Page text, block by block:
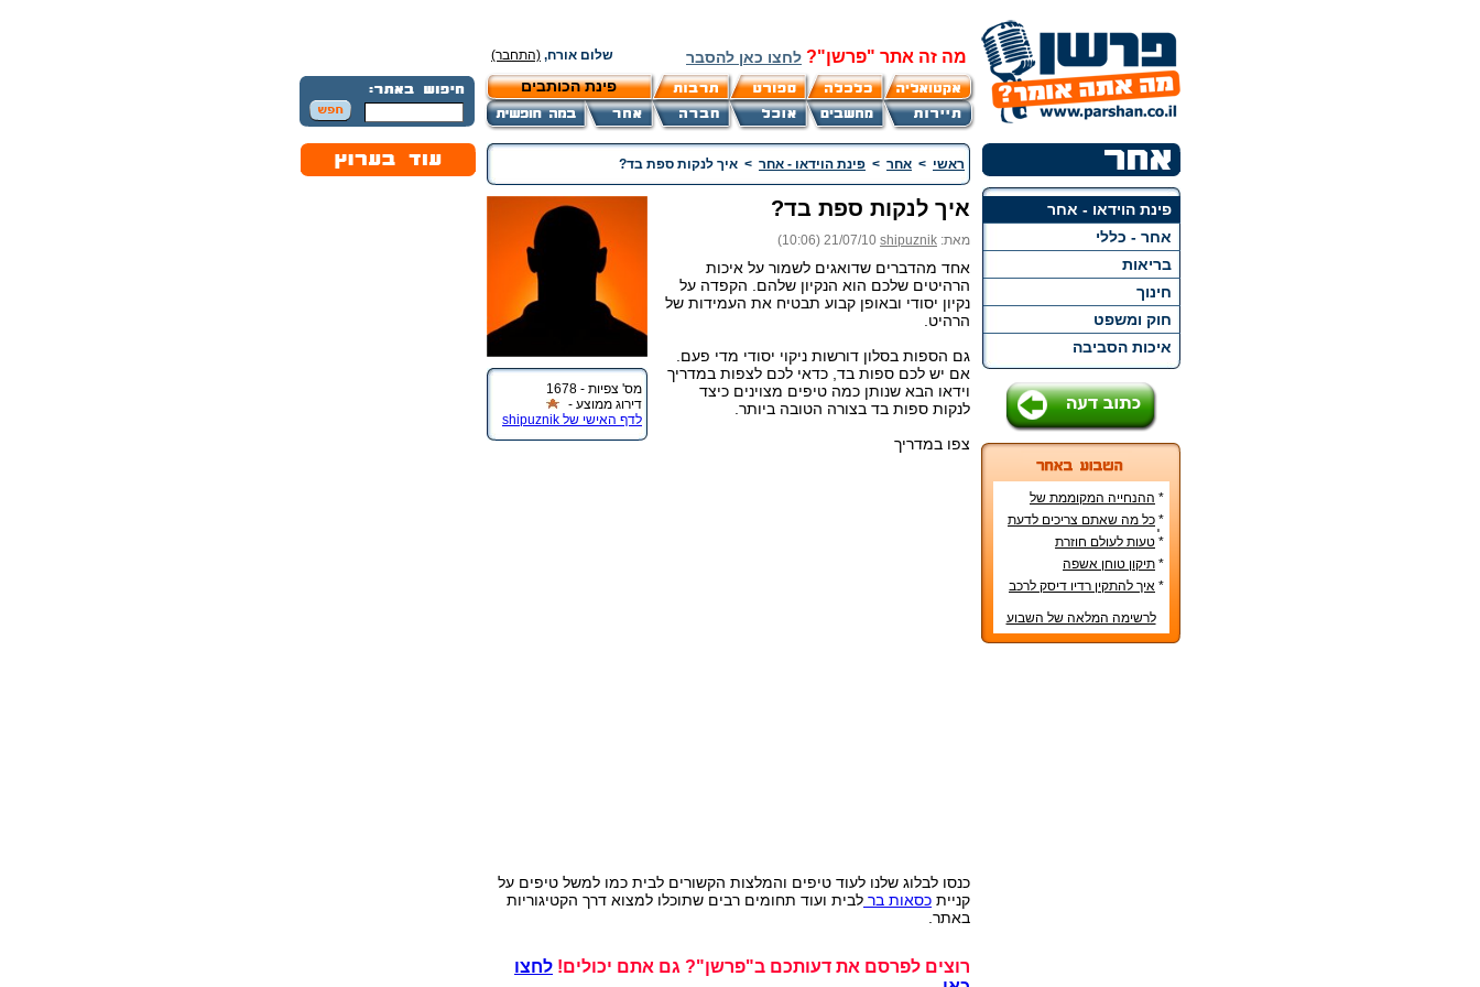
מה זה אתר "פרשן"? לחצו כאן להסבר שלום אורח, (התחבר)
פינת הכותבים
פינת הוידאו - אחר
אחר - כללי
בריאות
חינוך
חוק ומשפט
איכות הסביבה
* ההנחייה המקוממת של
משרד החינוך
* כל מה שאתם צריכים לדעת
לפני קניית מטבח חדש
* טעות לעולם חוזרת
* תיקון טוחן אשפה
* איך להתקין רדיו דיסק לרכב
לרשימה המלאה של השבוע
ראשי > אחר > פינת הוידאו - אחר > איך לנקות ספת בד?
מס' צפיות - 1678
דירוג ממוצע -
לדף האישי של shipuznik
איך לנקות ספת בד?
מאת: shipuznik
21/07/10 (10:06)
אחד מהדברים שדואגים לשמור על איכות
הרהיטים שלכם הוא הנקיון שלהם. הקפדה על
נקיון יסודי ובאופן קבוע תבטיח את העמידות של
הרהיט.
גם הספות בסלון דורשות ניקוי יסודי מדי פעם.
אם יש לכם ספות בד, כדאי לכם לצפות במדריך
וידאו הבא שנותן כמה טיפים מצוינים כיצד
לנקות ספות בד בצורה הטובה ביותר.
צפו במדריך
כנסו לבלוג שלנו לעוד טיפים והמלצות הקשורים לבית כמו למשל טיפים על
קניית כסאות בר לבית ועוד תחומים רבים שתוכלו למצוא דרך הקטיגוריות
באתר.
רוצים לפרסם את דעותכם ב"פרשן"? גם אתם יכולים! לחצו